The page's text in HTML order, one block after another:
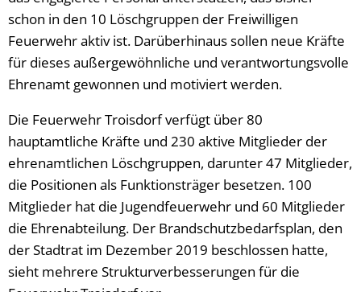
schon in den 10 Löschgruppen der Freiwilligen
Feuerwehr aktiv ist. Darüberhinaus sollen neue Kräfte
für dieses außergewöhnliche und verantwortungsvolle
Ehrenamt gewonnen und motiviert werden.
Die Feuerwehr Troisdorf verfügt über 80
hauptamtliche Kräfte und 230 aktive Mitglieder der
ehrenamtlichen Löschgruppen, darunter 47 Mitglieder,
die Positionen als Funktionsträger besetzen. 100
Mitglieder hat die Jugendfeuerwehr und 60 Mitglieder
die Ehrenabteilung. Der Brandschutzbedarfsplan, den
der Stadtrat im Dezember 2019 beschlossen hatte,
sieht mehrere Strukturverbesserungen für die